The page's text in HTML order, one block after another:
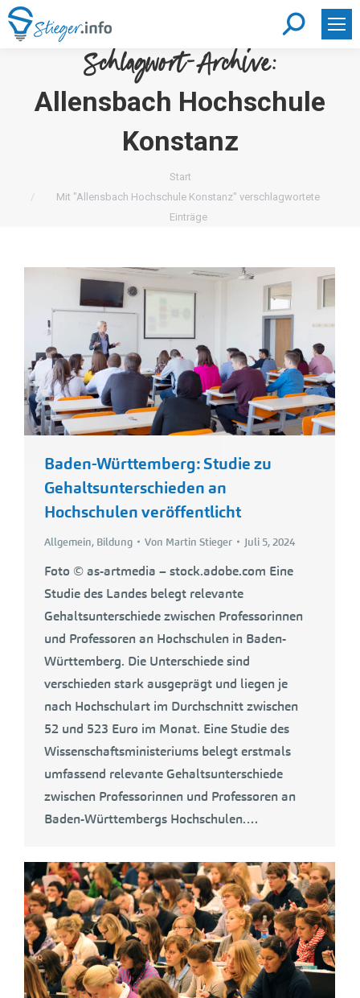
Search:
Schlagwort-Archive:
Allensbach Hochschule
Konstanz
Start
Mit "Allensbach Hochschule Konstanz" verschlagwortete
Einträge
Baden-Württemberg: Studie zu
Gehaltsunterschieden an
Hochschulen veröffentlicht
Allgemein, Bildung Von Martin Stieger Juli 5, 2024
Foto © as-artmedia – stock.adobe.com Eine
Studie des Landes belegt relevante
Gehaltsunterschiede zwischen Professorinnen
und Professoren an Hochschulen in Baden-
Württemberg. Die Unterschiede sind
verschieden stark ausgeprägt und liegen je
nach Hochschulart im Durchschnitt zwischen
52 und 523 Euro im Monat. Eine Studie des
Wissenschaftsministeriums belegt erstmals
umfassend relevante Gehaltsunterschiede
zwischen Professorinnen und Professoren an
Baden-Württembergs Hochschulen.…